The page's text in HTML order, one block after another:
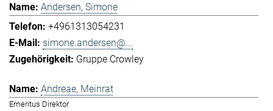
Andersen, Simone
+4961313054231
simone.andersen@...
Gruppe Crowley
Andreae, Meinrat
Emeritus Direktor